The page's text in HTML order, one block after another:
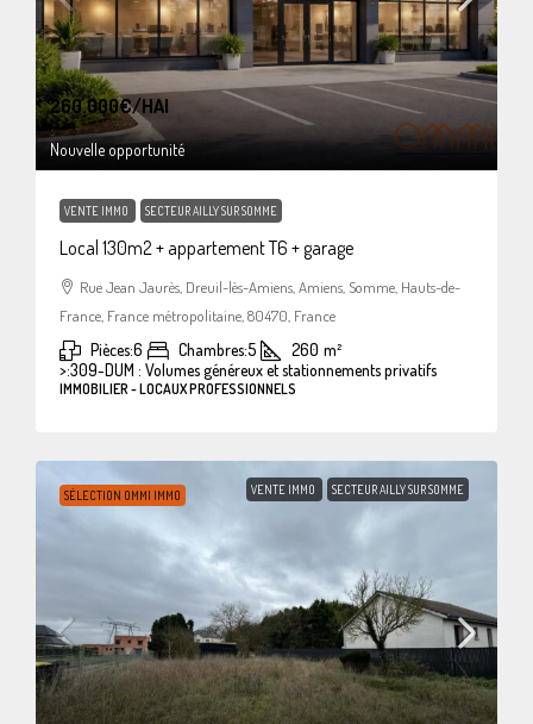
260.000€/HAI
Nouvelle opportunité
VENTE IMMO SECTEUR AILLY SUR SOMME
Local 130m2 + appartement T6 + garage
Rue Jean Jaurès, Dreuil-lès-Amiens, Amiens, Somme, Hauts-de-
France, France métropolitaine, 80470, France
Pièces:6 Chambres:5 260 m²
>:309-DUM : Volumes généreux et stationnements privatifs
IMMOBILIER - LOCAUX PROFESSIONNELS
SÉLECTION OMMI IMMO VENTE IMMO SECTEUR AILLY SUR SOMME